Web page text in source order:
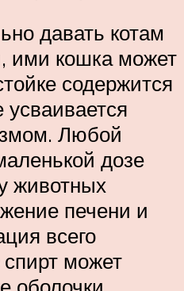
давать котам
ими кошка может
содержится
усваивается
Любой
дозе
животных
печени и
всего
может
оболочки